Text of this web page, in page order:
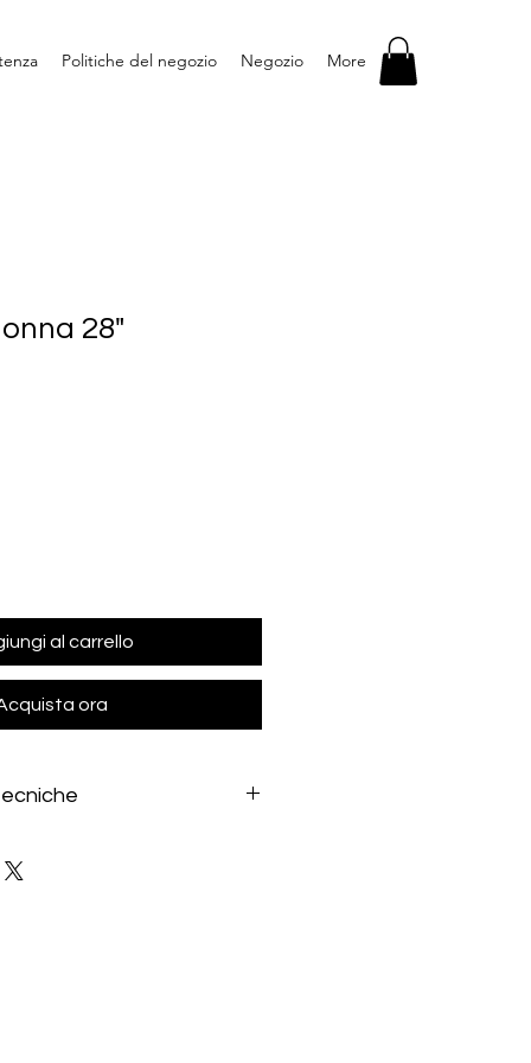
Politiche del negozio Negozio More
28"
al carrello
ora